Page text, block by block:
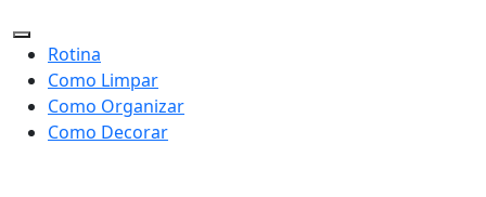
Rotina
Como Limpar
Como Organizar
Como Decorar